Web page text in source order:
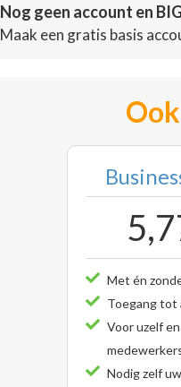
Nog geen account en
Maak een gratis basis
Met én
Toegang tot
Voor uzelf en
Nodig zelf